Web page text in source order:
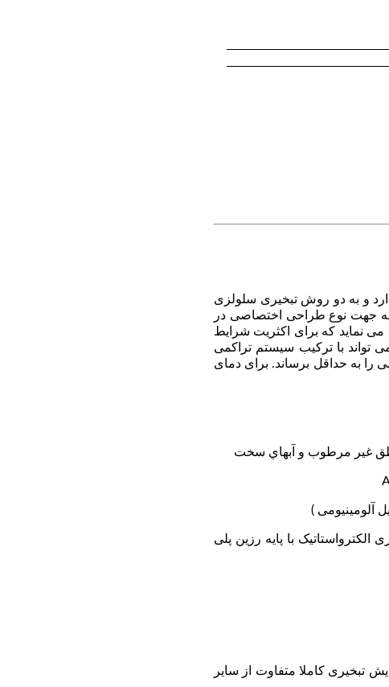
و به دو روش تبخیری سلولزی
به جهت نوع طراحی اختصاصی در
نماید که برای اکثریت شرایط
با ترکیب سیستم تراکمی
را به حداقل برساند. برای دمای
با پایه رزین پلی
تبخیری کاملا متفاوت از سایر